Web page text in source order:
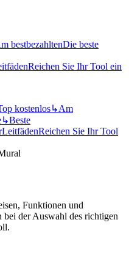
bestbezahltenDie beste
Reichen Sie Ihr Tool ein
kostenlos↳Am
↳Beste
LeitfädenReichen Sie Ihr Tool
Funktionen und
der Auswahl des richtigen